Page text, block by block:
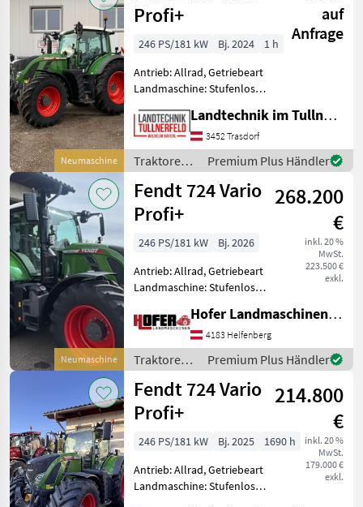
Neumaschine
Profi+
auf
Anfrage
246 PS/181 kW Bj. 2024
1 h
Antrieb: Allrad, Getriebeart
Landmaschine: Stufenloses
Zapfwellendrehzahl:
540/540E/1000/1000E,
Höchstgeschwindigkeit in
km/h: 50 km/h, Aufla
Landtechnik im Tullnerfeld Wilhelm Bayerl GmbH
3452 Trasdorf
Traktoren /
Fendt
Premium Plus Händler
Neumaschine
Fendt 724 Vario
Profi+
268.200
€
inkl. 20 %
MwSt.
223.500 €
exkl.
246 PS/181 kW
Bj. 2026
Antrieb: Allrad, Getriebeart
Landmaschine: Stufenloses
Zapfwellendrehzahl:
540/540E/1000/1000E,
Höchstgeschwindigkeit in
km/h: 50 km/h, Aufla
Hofer Landmaschinen Handels GmbH.
4183 Helfenberg
Traktoren /
Fendt
Premium Plus Händler
Fendt 724 Vario
Profi+
214.800
€
inkl. 20 %
MwSt.
179.000 €
exkl.
246 PS/181 kW Bj. 2025
1690 h
Antrieb: Allrad, Getriebeart
Landmaschine: Stufenloses